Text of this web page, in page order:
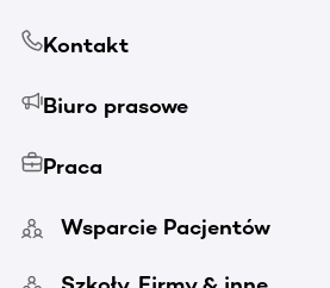
Kontakt
Biuro prasowe
Praca
Wsparcie Pacjentów